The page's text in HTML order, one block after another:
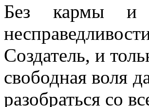
Без кармы и
Создатель, и
свободная воля
разобраться со